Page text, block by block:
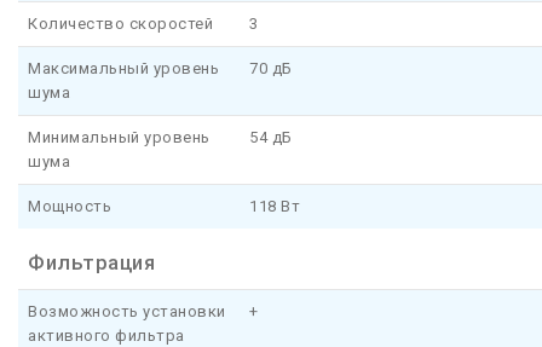
Количество скоростей 3
Максимальный уровень
шума
70 дБ
Минимальный уровень
шума
54 дБ
Мощность 118 Вт
Фильтрация
Возможность установки
активного фильтра
+